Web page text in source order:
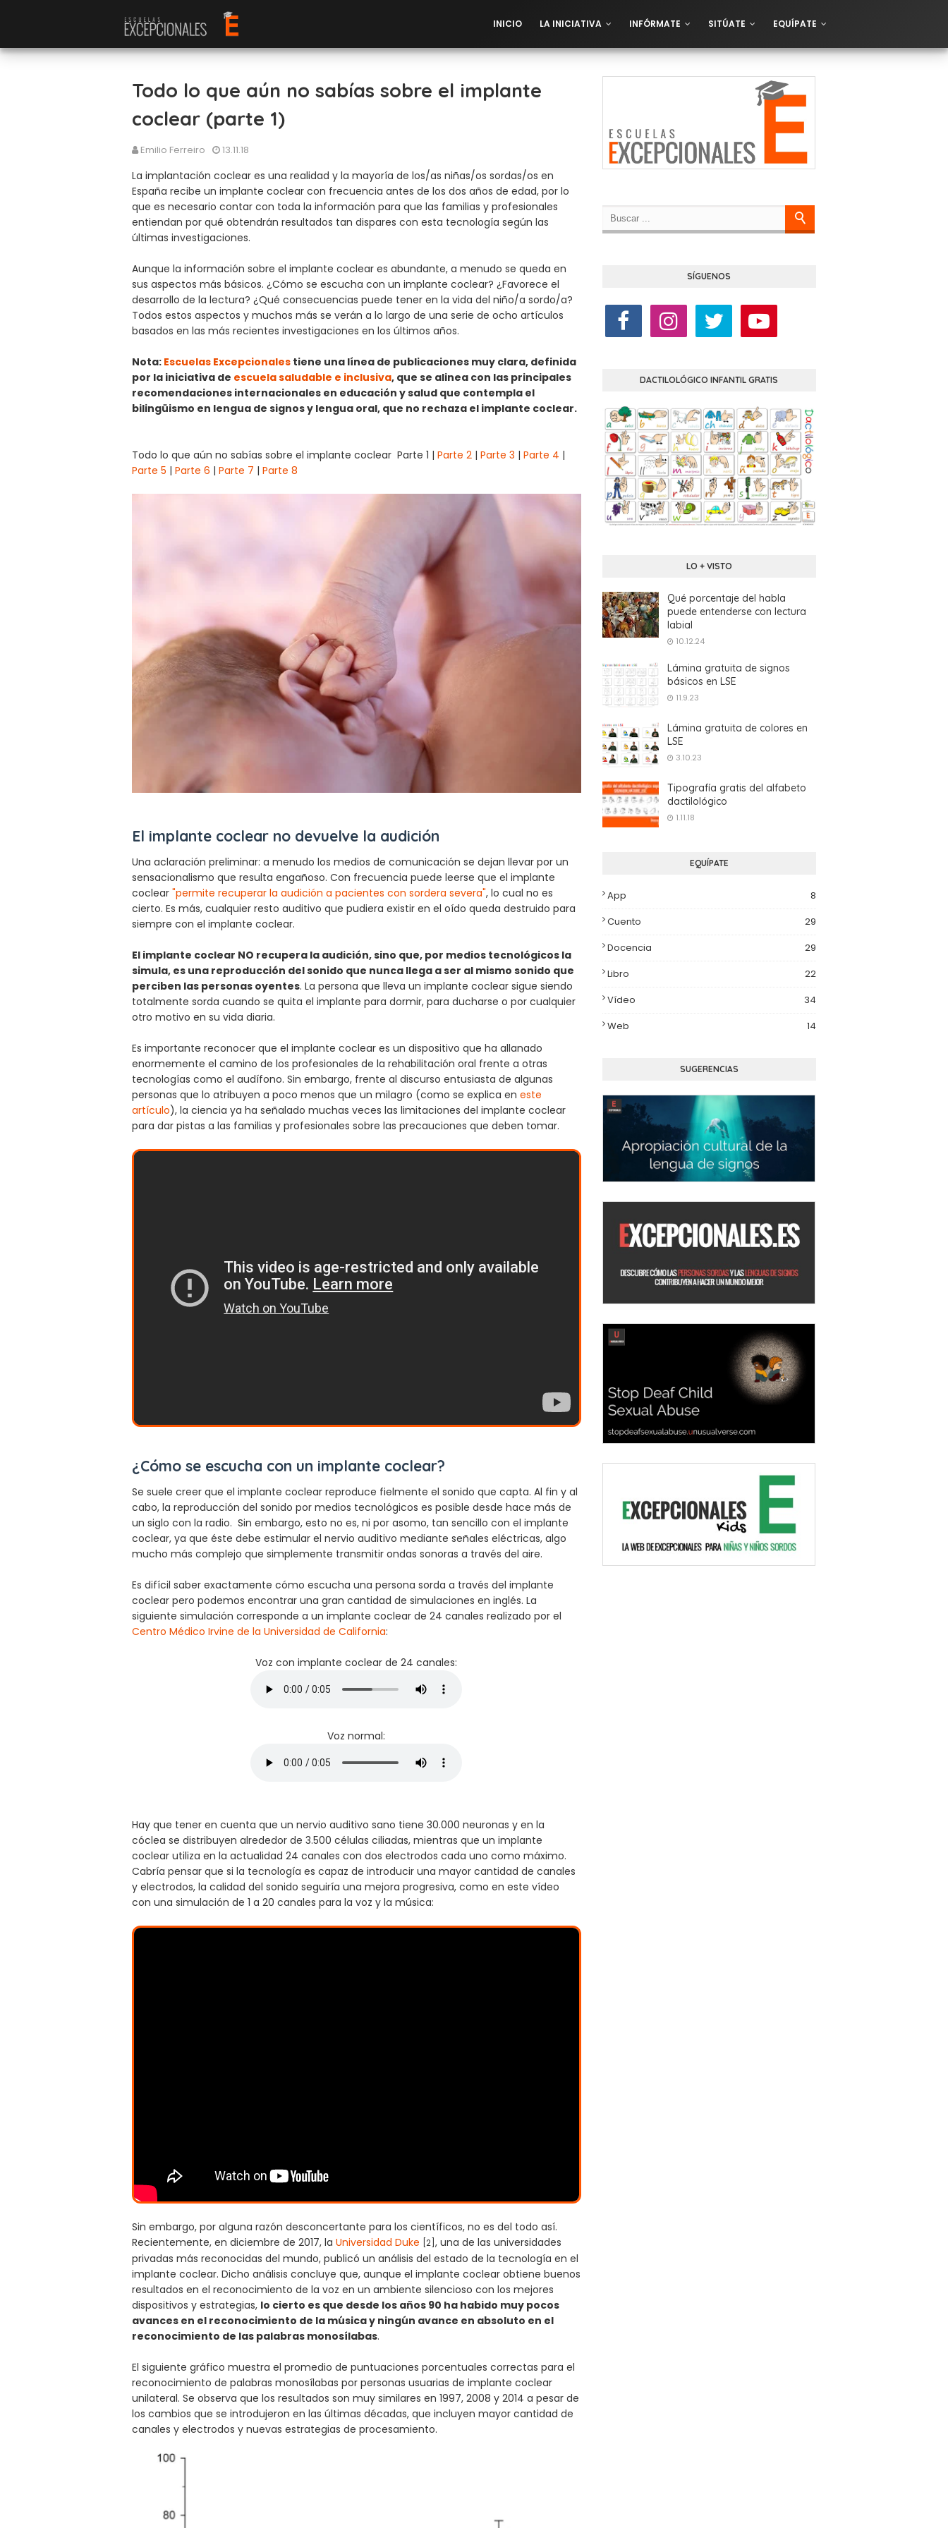
INICIO LA INICIATIVA INFÓRMATE SITÚATE EQUÍPATE
Todo lo que aún no sabías sobre el implante
coclear (parte 1)
Emilio Ferreiro 13.11.18
La implantación coclear es una realidad y la mayoría de los/as niñas/os sordas/os en
España recibe un implante coclear con frecuencia antes de los dos años de edad, por lo
que es necesario contar con toda la información para que las familias y profesionales
entiendan por qué obtendrán resultados tan dispares con esta tecnología según las
últimas investigaciones.
Aunque la información sobre el implante coclear es abundante, a menudo se queda en
sus aspectos más básicos. ¿Cómo se escucha con un implante coclear? ¿Favorece el
desarrollo de la lectura? ¿Qué consecuencias puede tener en la vida del niño/a sordo/a?
Todos estos aspectos y muchos más se verán a lo largo de una serie de ocho artículos
basados en las más recientes investigaciones en los últimos años.
Nota: Escuelas Excepcionales tiene una línea de publicaciones muy clara, definida
por la iniciativa de escuela saludable e inclusiva, que se alinea con las principales
recomendaciones internacionales en educación y salud que contempla el
bilingüismo en lengua de signos y lengua oral, que no rechaza el implante coclear.
Todo lo que aún no sabías sobre el implante coclear Parte 1 | Parte 2 | Parte 3 | Parte 4 |
Parte 5 | Parte 6 | Parte 7 | Parte 8
El implante coclear no devuelve la audición
Una aclaración preliminar: a menudo los medios de comunicación se dejan llevar por un
sensacionalismo que resulta engañoso. Con frecuencia puede leerse que el implante
coclear "permite recuperar la audición a pacientes con sordera severa", lo cual no es
cierto. Es más, cualquier resto auditivo que pudiera existir en el oído queda destruido para
siempre con el implante coclear.
El implante coclear NO recupera la audición, sino que, por medios tecnológicos la
simula, es una reproducción del sonido que nunca llega a ser al mismo sonido que
perciben las personas oyentes. La persona que lleva un implante coclear sigue siendo
totalmente sorda cuando se quita el implante para dormir, para ducharse o por cualquier
otro motivo en su vida diaria.
Es importante reconocer que el implante coclear es un dispositivo que ha allanado
enormemente el camino de los profesionales de la rehabilitación oral frente a otras
tecnologías como el audífono. Sin embargo, frente al discurso entusiasta de algunas
personas que lo atribuyen a poco menos que un milagro (como se explica en este
artículo), la ciencia ya ha señalado muchas veces las limitaciones del implante coclear
para dar pistas a las familias y profesionales sobre las precauciones que deben tomar.
¿Cómo se escucha con un implante coclear?
Se suele creer que el implante coclear reproduce fielmente el sonido que capta. Al fin y al
cabo, la reproducción del sonido por medios tecnológicos es posible desde hace más de
un siglo con la radio. Sin embargo, esto no es, ni por asomo, tan sencillo con el implante
coclear, ya que éste debe estimular el nervio auditivo mediante señales eléctricas, algo
mucho más complejo que simplemente transmitir ondas sonoras a través del aire.
Es difícil saber exactamente cómo escucha una persona sorda a través del implante
coclear pero podemos encontrar una gran cantidad de simulaciones en inglés. La
siguiente simulación corresponde a un implante coclear de 24 canales realizado por el
Centro Médico Irvine de la Universidad de California:
Voz con implante coclear de 24 canales:
Voz normal:
Hay que tener en cuenta que un nervio auditivo sano tiene 30.000 neuronas y en la
cóclea se distribuyen alrededor de 3.500 células ciliadas, mientras que un implante
coclear utiliza en la actualidad 24 canales con dos electrodos cada uno como máximo.
Cabría pensar que si la tecnología es capaz de introducir una mayor cantidad de canales
y electrodos, la calidad del sonido seguiría una mejora progresiva, como en este vídeo
con una simulación de 1 a 20 canales para la voz y la música:
Sin embargo, por alguna razón desconcertante para los científicos, no es del todo así.
Recientemente, en diciembre de 2017, la Universidad Duke [2] , una de las universidades
privadas más reconocidas del mundo, publicó un análisis del estado de la tecnología en el
implante coclear. Dicho análisis concluye que, aunque el implante coclear obtiene buenos
resultados en el reconocimiento de la voz en un ambiente silencioso con los mejores
dispositivos y estrategias, lo cierto es que desde los años 90 ha habido muy pocos
avances en el reconocimiento de la música y ningún avance en absoluto en el
reconocimiento de las palabras monosílabas.
El siguiente gráfico muestra el promedio de puntuaciones porcentuales correctas para el
reconocimiento de palabras monosílabas por personas usuarias de implante coclear
unilateral. Se observa que los resultados son muy similares en 1997, 2008 y 2014 a pesar de
los cambios que se introdujeron en las últimas décadas, que incluyen mayor cantidad de
canales y electrodos y nuevas estrategias de procesamiento.
SÍGUENOS
DACTILOLÓGICO INFANTIL GRATIS
LO + VISTO
Qué porcentaje del habla
puede entenderse con lectura
labial
10.12.24
Lámina gratuita de signos
básicos en LSE
11.9.23
Lámina gratuita de colores en
LSE
3.10.23
Tipografía gratis del alfabeto
dactilológico
1.11.18
EQUÍPATE
App
8
Cuento
29
Docencia
29
Libro
22
Vídeo
34
Web
14
SUGERENCIAS